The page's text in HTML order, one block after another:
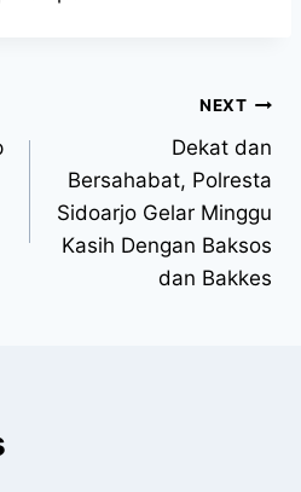
NEXT
Dekat dan
Bersahabat, Polresta
Sidoarjo Gelar Minggu
Kasih Dengan Baksos
dan Bakkes